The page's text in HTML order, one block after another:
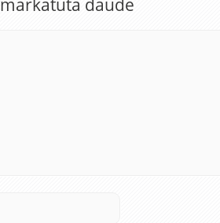
markatuta daude